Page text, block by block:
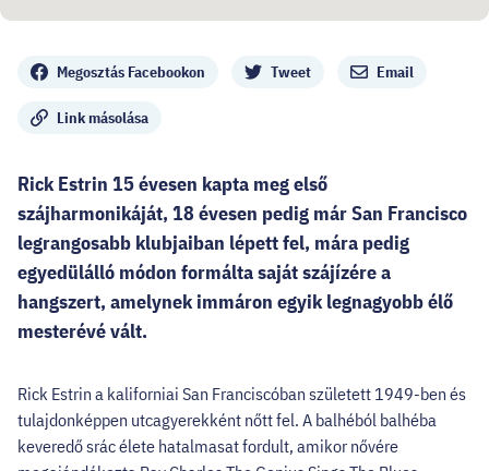
Megosztás Facebookon Tweet Email
Link másolása
Rick Estrin 15 évesen kapta meg első
szájharmonikáját, 18 évesen pedig már San Francisco
legrangosabb klubjaiban lépett fel, mára pedig
egyedülálló módon formálta saját szájízére a
hangszert, amelynek immáron egyik legnagyobb élő
mesterévé vált.
Rick Estrin a kaliforniai San Franciscóban született 1949-ben és
tulajdonképpen utcagyerekként nőtt fel. A balhéból balhéba
keveredő srác élete hatalmasat fordult, amikor nővére